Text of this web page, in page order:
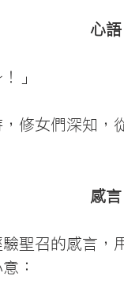
心語
」
修女們深知，
感言
聖召的感言，
：